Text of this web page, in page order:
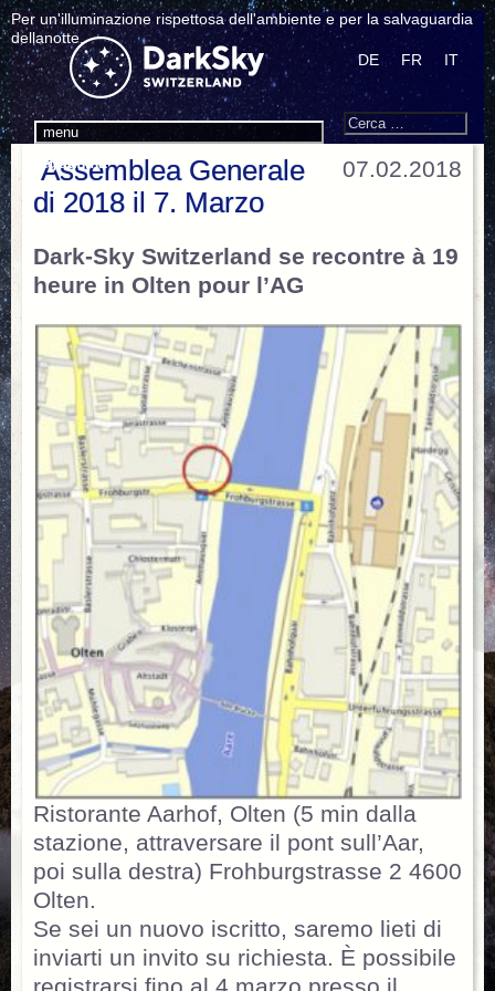
Per un'illuminazione rispettosa dell'ambiente e per la salvaguardia
dellanotte.
menu
DE FR IT
Search
Cerca:
07.02.2018
Assemblea Generale
di 2018 il 7. Marzo
Dark-Sky Switzerland se recontre à 19
heure in Olten pour l’AG
Ristorante Aarhof, Olten (5 min dalla
stazione, attraversare il pont sull’Aar,
poi sulla destra) Frohburgstrasse 2 4600
Olten.
Se sei un nuovo iscritto, saremo lieti di
inviarti un invito su richiesta. È possibile
Programma
Agenda